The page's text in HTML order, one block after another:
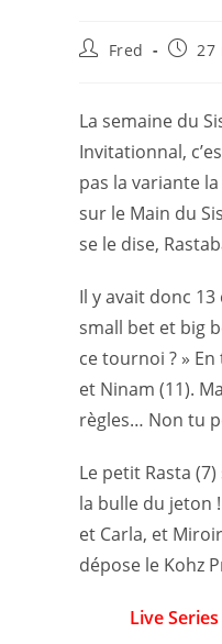
Fred 27
La semaine du
Invitationnal,
pas la variante
sur le Main du
se le dise,
Il y avait donc
small bet et big
ce tournoi ? »
et Ninam (11).
règles… Non tu
Le petit Rasta
la bulle du jeton
et Carla, et
dépose le Kohz
Live